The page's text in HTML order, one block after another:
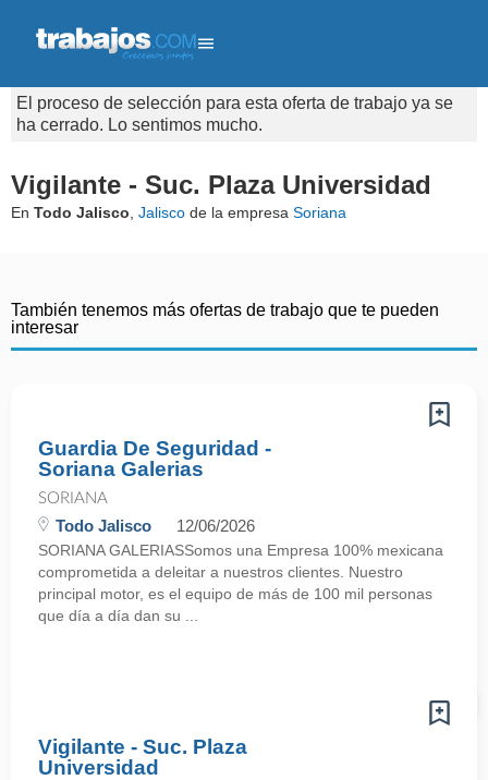
El proceso de selección para esta oferta de trabajo ya se
ha cerrado. Lo sentimos mucho.
Vigilante - Suc. Plaza Universidad
En Todo Jalisco Jalisco de la empresa Soriana
También tenemos más ofertas de trabajo que te pueden
interesar
Guardia De Seguridad -
Soriana Galerias
SORIANA
Todo Jalisco 12/06/2026
SORIANA GALERIASSomos una Empresa 100% mexicana
comprometida a deleitar a nuestros clientes. Nuestro
principal motor, es el equipo de más de 100 mil personas
que día a día dan su ...
Vigilante - Suc. Plaza
Universidad